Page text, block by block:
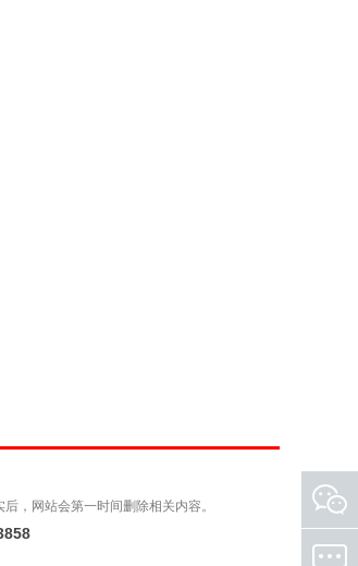
，网站会第一时间删除相关内容。